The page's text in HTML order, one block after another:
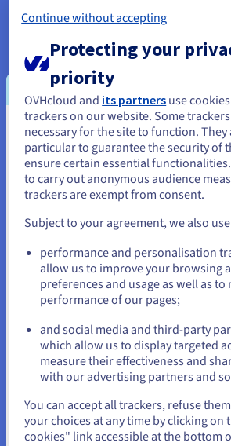
van logmanagement,
probleemoplossing.
Microservices-
communicatie
In microservices-
architecturen kan Kafka
fungeren als
communicatie-
backbone, waardoor
verschillende
microservices naadloos
gegevens en
gebeurtenislogboeken
kunnen uitwisselen.
Je lijkt je in Verenigde
bevinden.
Als je wilt bestellen vanuit [land], moet je
doorbladeren en een account aanmaken.
us.ovhcloud.com/learn Engels
or
Blijf op de huidige website
Continue without accepting
Protecting your
priority
OVHcloud and its partners use
trackers on our website. Some
necessary for the site to function.
particular to guarantee the security of
ensure certain essential
to carry out anonymous audience
trackers are exempt from consent.
Subject to your agreement, we also
performance and personalisation
allow us to improve your browsing
preferences and usage as well as to
performance of our pages;
and social media and third-party
which allow us to display targeted
measure their effectiveness and
with our advertising partners and
You can accept all trackers, refuse
your choices at any time by clicking on
cookies" link accessible at the bottom